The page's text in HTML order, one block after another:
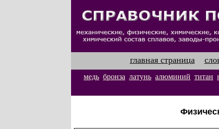
главная страница
медь бронза латунь алюминий титан